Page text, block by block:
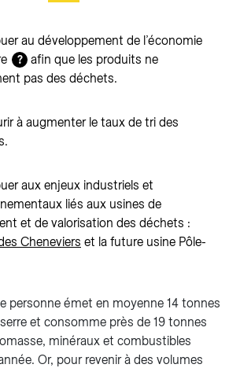
au développement de l’économie
?
afin que les produits ne
pas des déchets.
à augmenter le taux de tri des
aux enjeux industriels et
liés aux usines de
et de valorisation des déchets :
Cheneviers et la future usine Pôle-
personne émet en moyenne 14 tonnes
et consomme près de 19 tonnes
minéraux et combustibles
Or, pour revenir à des volumes